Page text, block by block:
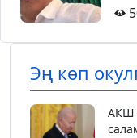
Эң көп
АКШ